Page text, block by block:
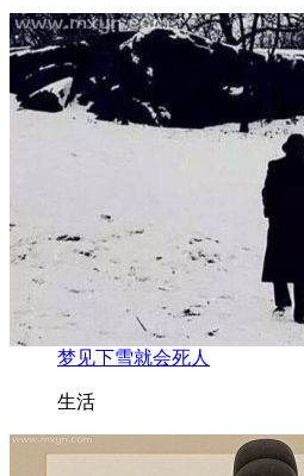
梦见下雪就会死人
生活